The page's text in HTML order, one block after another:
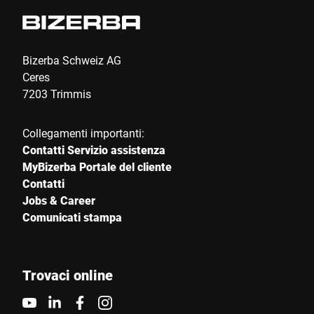
Bizerba Schweiz AG
Ceres
7203 Trimmis
Collegamenti importanti:
Contatti Servizio assistenza
MyBizerba Portale del cliente
Contatti
Jobs & Career
Comunicati stampa
Trovaci online